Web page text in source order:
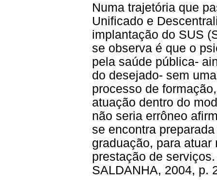
Numa trajetória que
Unificado e
implantação do SUS
se observa é que o
pela saúde pública-
do desejado- sem
processo de
atuação dentro do
não seria errôneo
se encontra
graduação, para
prestação de
SALDANHA, 2004, p.